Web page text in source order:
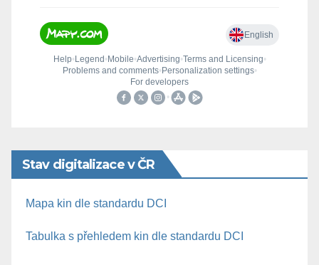
Stav digitalizace v ČR
Mapa kin dle standardu DCI
Tabulka s přehledem kin dle standardu DCI